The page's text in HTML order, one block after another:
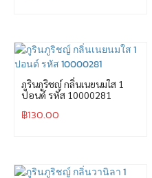
ภูรินภูริชญ์ กลิ่นเนยนมใส 1
ปอนด์ รหัส 10000281
฿130.00